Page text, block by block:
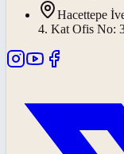
Hacettepe
4. Kat Ofis No: